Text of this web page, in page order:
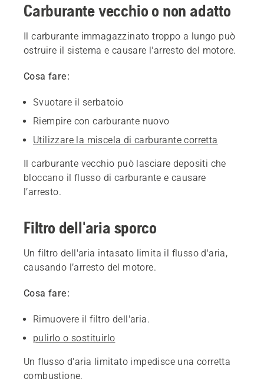
Carburante vecchio o non adatto
Il carburante immagazzinato troppo a lungo può
ostruire il sistema e causare l'arresto del motore.
Cosa fare:
Svuotare il serbatoio
Riempire con carburante nuovo
Utilizzare la miscela di carburante corretta
Il carburante vecchio può lasciare depositi che
bloccano il flusso di carburante e causare
l’arresto.
Filtro dell'aria sporco
Un filtro dell'aria intasato limita il flusso d'aria,
causando l’arresto del motore.
Cosa fare:
Rimuovere il filtro dell'aria.
pulirlo o sostituirlo
Un flusso d'aria limitato impedisce una corretta
combustione.